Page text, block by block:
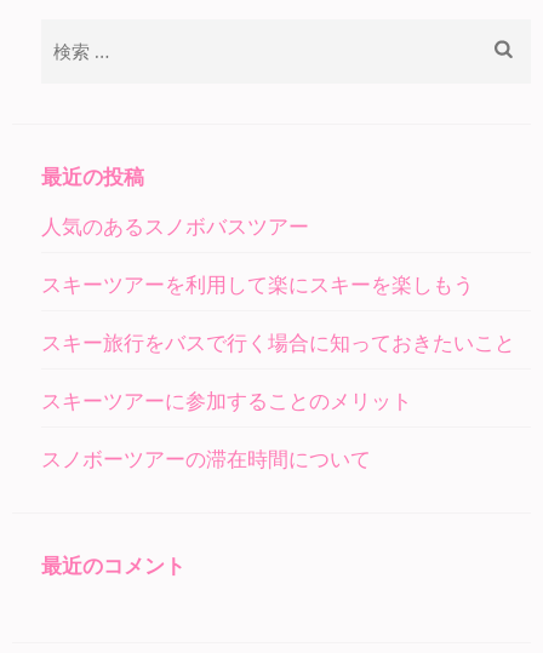
最近の投稿
人気のあるスノボバスツアー
スキーツアーを利用して楽にスキーを楽しもう
スキー旅行をバスで行く場合に知っておきたいこと
スキーツアーに参加することのメリット
スノボーツアーの滞在時間について
最近のコメント